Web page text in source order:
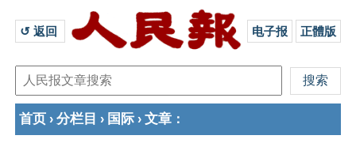
↺ 返回 电子报 正體版
首页 › 分栏目 › 国际 › 文章 ：